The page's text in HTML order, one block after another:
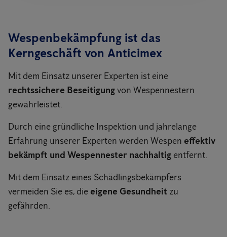
Wespenbekämpfung ist das
Kerngeschäft von Anticimex
Mit dem Einsatz unserer Experten ist eine
rechtssichere Beseitigungvon Wespennestern
gewährleistet.
Durch eine gründliche Inspektion und jahrelange
Erfahrung unserer Experten werden Wespen effektiv
bekämpft und Wespennester nachhaltig entfernt.
Mit dem Einsatz eines Schädlingsbekämpfers
vermeiden Sie es, die eigene Gesundheit zu
gefährden.